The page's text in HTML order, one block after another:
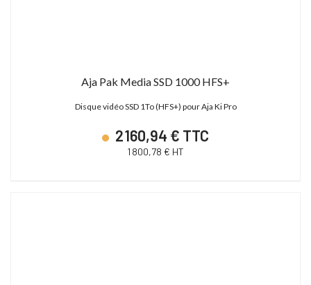
Aja Pak Media SSD 1000 HFS+
Disque vidéo SSD 1To (HFS+) pour Aja Ki Pro
2 160,94 € TTC
1 800,78 € HT